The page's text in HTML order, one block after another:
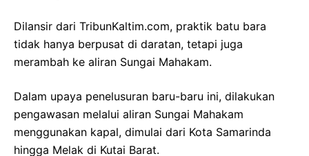
Dilansir dari TribunKaltim.com, praktik batu bara
tidak hanya berpusat di daratan, tetapi juga
merambah ke aliran Sungai Mahakam.
Dalam upaya penelusuran baru-baru ini, dilakukan
pengawasan melalui aliran Sungai Mahakam
menggunakan kapal, dimulai dari Kota Samarinda
hingga Melak di Kutai Barat.